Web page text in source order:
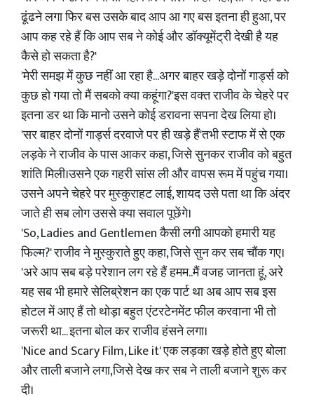
ढूंढने लगा फिर बस उसके बाद आप आ गए बस इतना ही हुआ, पर
आप कह रहे हैं कि आप सब ने कोई और डॉक्यूमेंट्री देखी है यह
कैसे हो सकता है?'
'मेरी समझ में कुछ नहीं आ रहा है...अगर बाहर खड़े दोनों गार्ड्स को
कुछ हो गया तो मैं सबको क्या कहूंगा?'इस वक्त राजीव के चेहरे पर
इतना डर था कि मानो उसने कोई डरावना सपना देख लिया हो।
'सर बाहर दोनों गार्ड्स दरवाजे पर ही खड़े हैं'तभी स्टाफ में से एक
लड़के ने राजीव के पास आकर कहा, जिसे सुनकर राजीव को बहुत
शांति मिली।उसने एक गहरी सांस ली और वापस रूम में पहुंच गया।
उसने अपने चेहरे पर मुस्कुराहट लाई, शायद उसे पता था कि अंदर
जाते ही सब लोग उससे क्या सवाल पूछेंगे।
'So, Ladies and Gentlemen कैसी लगी आपको हमारी यह
फिल्म?' राजीव ने मुस्कुराते हुए कहा, जिसे सुन कर सब चौंक गए।
'अरे आप सब बड़े परेशान लग रहे हैं हमम..मैं वजह जानता हूं, अरे
यह सब भी हमारे सेलिब्रेशन का एक पार्ट था अब आप सब इस
होटल में आए हैं तो थोड़ा बहुत एंटरटेनमेंट फील करवाना भी तो
जरूरी था... इतना बोल कर राजीव हंसने लगा।
'Nice and Scary Film, Like it' एक लड़का खड़े होते हुए बोला
और ताली बजाने लगा,जिसे देख कर सब ने ताली बजाने शुरू कर
दी।